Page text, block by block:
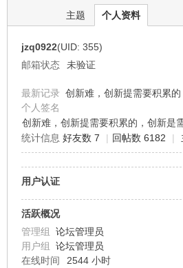
主题 个人资料
jzq0922(UID: 355)
邮箱状态
未验证
最新记录 创新难，创新提需要积累
个人签名
创新难，创新提需要积累的，创新是
统计信息 好友数 7 | 回帖数 6182 |
用户认证
活跃概况
管理组 论坛管理员
用户组 论坛管理员
在线时间
2544 小时